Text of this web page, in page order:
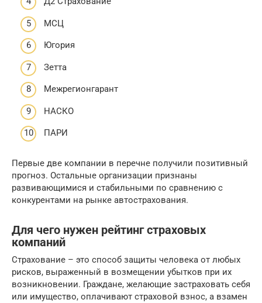
МСЦ
Югория
Зетта
Межрегионгарант
НАСКО
ПАРИ
Первые две компании в перечне получили позитивный
прогноз. Остальные организации признаны
развивающимися и стабильными по сравнению с
конкурентами на рынке автострахования.
Для чего нужен рейтинг страховых
компаний
Страхование – это способ защиты человека от любых
рисков, выраженный в возмещении убытков при их
возникновении. Граждане, желающие застраховать себя
или имущество, оплачивают страховой взнос, а взамен